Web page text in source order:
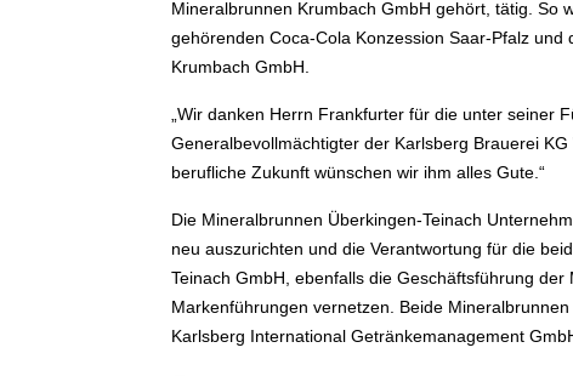
Mineralbrunnen Krumbach GmbH gehört, tätig. So
gehörenden Coca-Cola Konzession Saar-Pfalz
Krumbach GmbH.
„Wir danken Herrn Frankfurter für die unter seiner
Generalbevollmächtigter der Karlsberg Brauerei
berufliche Zukunft wünschen wir ihm alles Gute.“
Die Mineralbrunnen Überkingen-Teinach
neu auszurichten und die Verantwortung für die
Teinach GmbH, ebenfalls die Geschäftsführung
Markenführungen vernetzen. Beide
Karlsberg International Getränkemanagement